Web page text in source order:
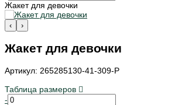
Жакет для девочки
‹ ›
Жакет для девочки
Артикул: 265285130-41-309-P
Таблица размеров
-